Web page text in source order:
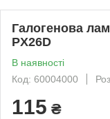
Галогенова
PX26D
В наявності
Код: 60004000
115 ₴